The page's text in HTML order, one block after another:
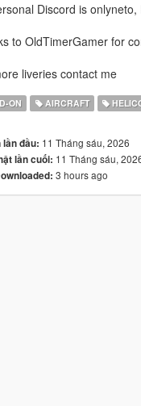
Discord is
to OldTimerGamer for
liveries contact me
ON AIRCRAFT
lần đầu: 11 Tháng sáu, 2026
lần cuối: 11 Tháng sáu,
3 hours ago